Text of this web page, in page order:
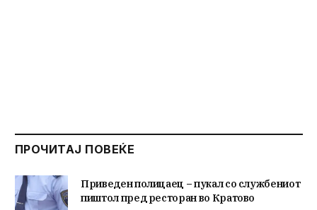
ПРОЧИТАЈ ПОВЕЌЕ
Приведен полицаец – пукал со службениот
пиштол пред ресторан во Кратово